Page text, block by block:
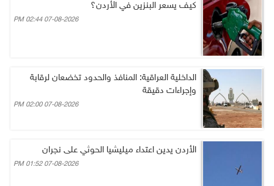
كيف يسعر البنزين في الأردن؟
07-08-2026 02:44 PM
الداخلية العراقية: المنافذ والحدود تخضعان لرقابة
وإجراءات دقيقة
07-08-2026 02:00 PM
الأردن يدين اعتداء ميليشيا الحوثي على نجران
07-08-2026 01:52 PM